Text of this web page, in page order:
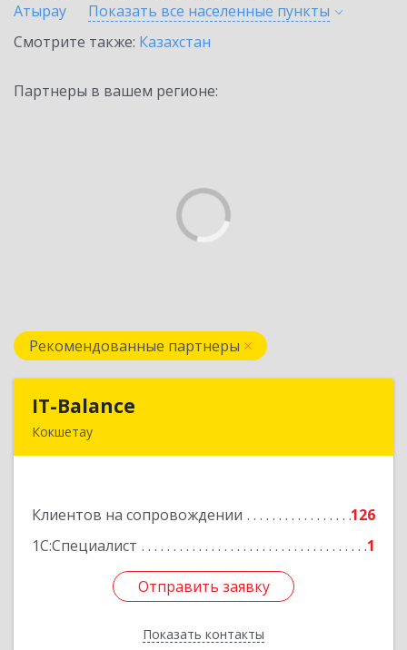
Атырау
Показать все населенные пункты
Смотрите также: Казахстан
Партнеры в вашем регионе:
Рекомендованные партнеры
IT-Balance
Кокшетау
Клиентов на сопровождении
126
1С:Специалист
1
Отправить заявку
Показать контакты
Отправить заявку
Назад